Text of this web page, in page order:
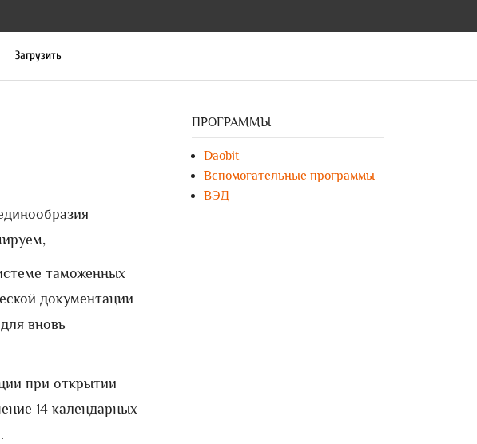
Загрузить
таможенных
документации
вновь
при открытии
14 календарных
ПРОГРАММЫ
Daobit
Вспомогательные программы
ВЭД